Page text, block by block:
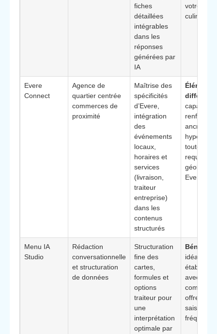
fiches
détaillées
intégrables
dans les
réponses
générées par
IA
votre offre
culinaire
Evere
Connect
Agence de
quartier centrée
commerces de
proximité
Maîtrise des
spécificités
d’Evere,
intégration
des
événements
locaux,
horaires et
services
(livraison,
traiteur
entreprise)
dans les
contenus
structurés
Élément
capacité à
renforcer
ancrage
toutes les
requêtes
Evere
Menu IA
Studio
Rédaction
conversationnelle
et structuration
de données
Structuration
fine des
cartes,
formules et
options
traiteur pour
une
interprétation
optimale par
Bénéfice
idéal pour
avec carte
complexe
offres